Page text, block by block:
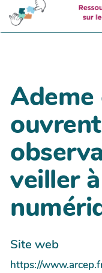
veiller
Site web
https://